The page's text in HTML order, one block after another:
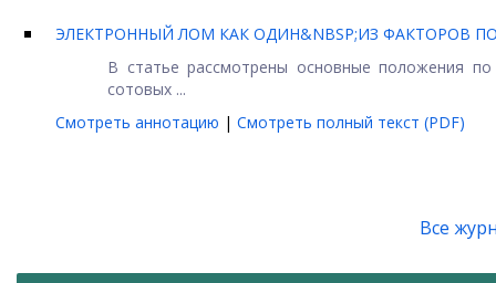
ЭЛЕКТРОННЫЙ ЛОМ КАК ОДИН&NBSP;ИЗ ФАКТОРОВ
В статье рассмотрены основные положения
сотовых ...
Смотреть аннотацию | Смотреть полный текст (PDF)
Все